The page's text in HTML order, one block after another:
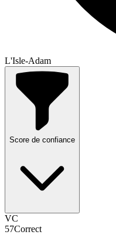
L'Isle-Adam
Score de confiance
VC
57Correct